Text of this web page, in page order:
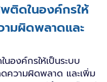
ติดในองค์กรให้
ามผิดพลาดและ
นองค์กรให้เป็นระบบ
ความผิดพลาด และเพิ่ม